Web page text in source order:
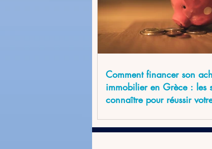
Comment financer son
immobilier en Grèce : les
connaître pour réussir